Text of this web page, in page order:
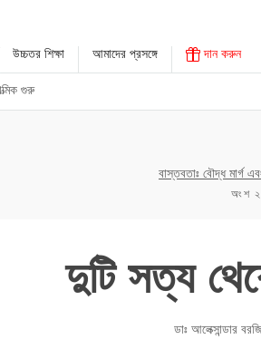
গুরু
উচ্চতর শিক্ষা আমাদের প্রসঙ্গে দান করুন
বাস্তবতাঃ বৌদ্ধ মার্গ
অংশ
দুটি সত্য
ডাঃ আলেক্সান্ডার